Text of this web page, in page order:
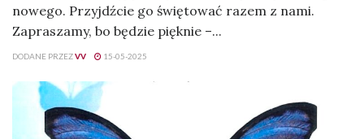
nowego. Przyjdźcie go świętować razem z nami.
Zapraszamy, bo będzie pięknie –...
DODANE PRZEZVV 15-05-2025